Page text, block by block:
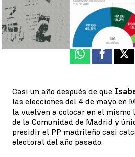
Beatriz García
Actualizado:02 de mayo
Publicado: 02 de mayo de
Whatsapp X
Casi un año después de que
las elecciones del 4 de mayo en
la vuelven a colocar en el mismo
de la Comunidad de Madrid y
presidir el PP madrileño casi
electoral del año pasado.